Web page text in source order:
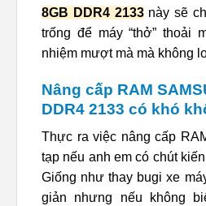
8GB DDR4 2133này sẽ
trống để máy “thở” thoải
nhiệm mượt mà mà không
Nâng cấp RAM
DDR4 2133 có khó
Thực ra việc nâng cấp
tạp nếu anh em có chút
Giống như thay bugi xe
giản nhưng nếu không